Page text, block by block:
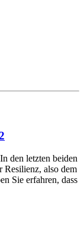
den letzten beiden
Resilienz, also dem
Sie erfahren, dass